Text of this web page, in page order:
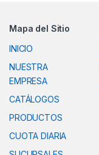
Mapa del Sitio
INICIO
NUESTRA
EMPRESA
CATÁLOGOS
PRODUCTOS
CUOTA DIARIA